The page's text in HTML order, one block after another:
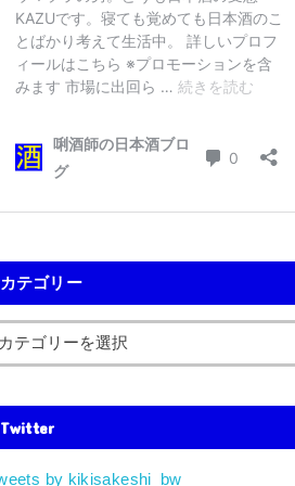
カテゴリー
Twitter
by kikisakeshi_bw